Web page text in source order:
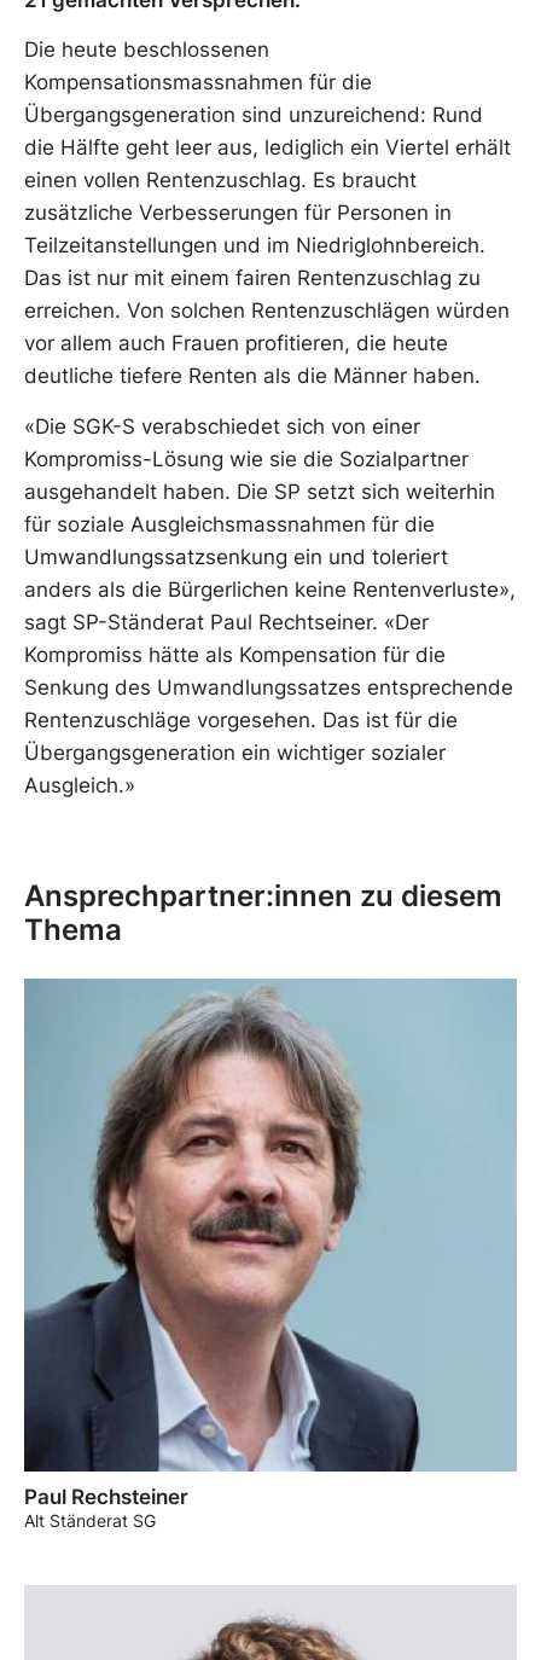
Die heute beschlossenen
Kompensationsmassnahmen für die
Übergangsgeneration sind unzureichend: Rund
die Hälfte geht leer aus, lediglich ein Viertel erhält
einen vollen Rentenzuschlag. Es braucht
zusätzliche Verbesserungen für Personen in
Teilzeitanstellungen und im Niedriglohnbereich.
Das ist nur mit einem fairen Rentenzuschlag zu
erreichen. Von solchen Rentenzuschlägen würden
vor allem auch Frauen profitieren, die heute
deutliche tiefere Renten als die Männer haben.
«Die SGK-S verabschiedet sich von einer
Kompromiss-Lösung wie sie die Sozialpartner
ausgehandelt haben. Die SP setzt sich weiterhin
für soziale Ausgleichsmassnahmen für die
Umwandlungssatzsenkung ein und toleriert
anders als die Bürgerlichen keine Rentenverluste»,
sagt SP-Ständerat Paul Rechtseiner. «Der
Kompromiss hätte als Kompensation für die
Senkung des Umwandlungssatzes entsprechende
Rentenzuschläge vorgesehen. Das ist für die
Übergangsgeneration ein wichtiger sozialer
Ausgleich.»
Ansprechpartner:innen zu diesem
Thema
Paul Rechsteiner
Alt Ständerat SG